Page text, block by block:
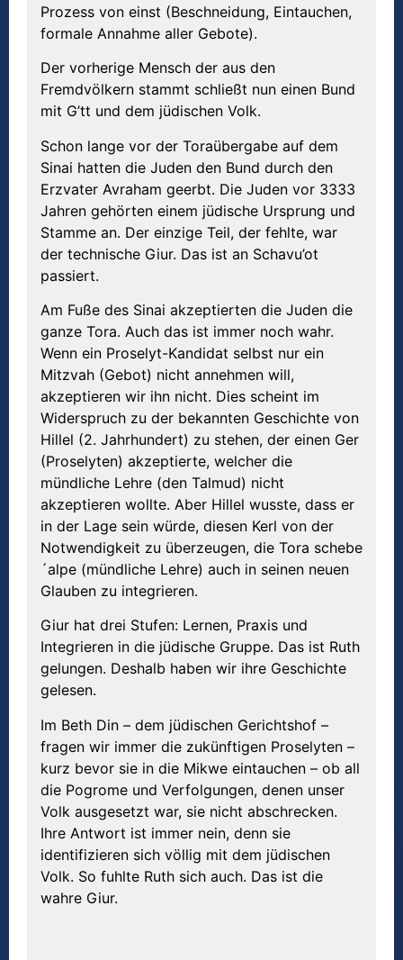
Prozess von einst (Beschneidung, Eintauchen,
formale Annahme aller Gebote).
Der vorherige Mensch der aus den
Fremdvölkern stammt schließt nun einen Bund
mit G’tt und dem jüdischen Volk.
Schon lange vor der Toraübergabe auf dem
Sinai hatten die Juden den Bund durch den
Erzvater Avraham geerbt. Die Juden vor 3333
Jahren gehörten einem jüdische Ursprung und
Stamme an. Der einzige Teil, der fehlte, war
der technische Giur. Das ist an Schavu’ot
passiert.
Am Fuße des Sinai akzeptierten die Juden die
ganze Tora. Auch das ist immer noch wahr.
Wenn ein Proselyt-Kandidat selbst nur ein
Mitzvah (Gebot) nicht annehmen will,
akzeptieren wir ihn nicht. Dies scheint im
Widerspruch zu der bekannten Geschichte von
Hillel (2. Jahrhundert) zu stehen, der einen Ger
(Proselyten) akzeptierte, welcher die
mündliche Lehre (den Talmud) nicht
akzeptieren wollte. Aber Hillel wusste, dass er
in der Lage sein würde, diesen Kerl von der
Notwendigkeit zu überzeugen, die Tora schebe
´alpe (mündliche Lehre) auch in seinen neuen
Glauben zu integrieren.
Giur hat drei Stufen: Lernen, Praxis und
Integrieren in die jüdische Gruppe. Das ist Ruth
gelungen. Deshalb haben wir ihre Geschichte
gelesen.
Im Beth Din – dem jüdischen Gerichtshof –
fragen wir immer die zukünftigen Proselyten –
kurz bevor sie in die Mikwe eintauchen – ob all
die Pogrome und Verfolgungen, denen unser
Volk ausgesetzt war, sie nicht abschrecken.
Ihre Antwort ist immer nein, denn sie
identifizieren sich völlig mit dem jüdischen
Volk. So fuhlte Ruth sich auch. Das ist die
wahre Giur.